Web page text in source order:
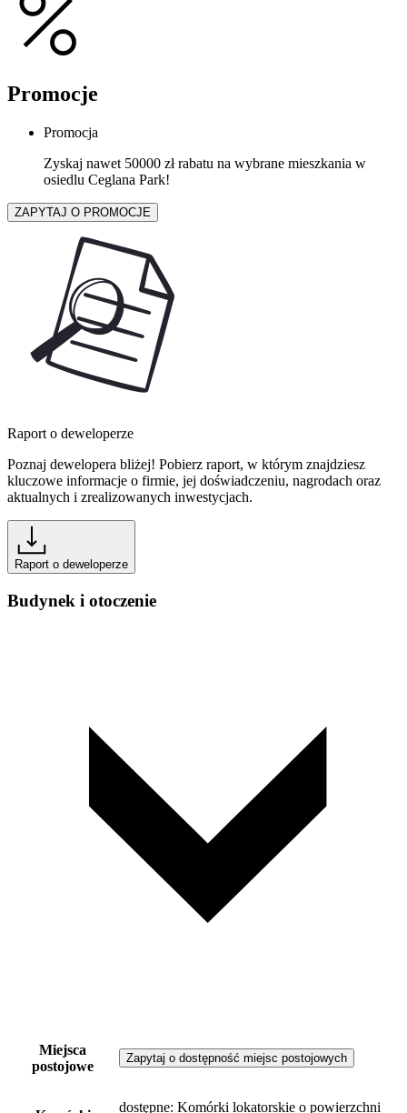
Promocje
Promocja
Zyskaj nawet 50000 zł rabatu na wybrane mieszkania w
osiedlu Ceglana Park!
ZAPYTAJ O PROMOCJE
Raport o deweloperze
Poznaj dewelopera bliżej! Pobierz raport, w którym znajdziesz
kluczowe informacje o firmie, jej doświadczeniu, nagrodach oraz
aktualnych i zrealizowanych inwestycjach.
Raport o deweloperze
Budynek i otoczenie
Miejsca
postojowe
Zapytaj o dostępność miejsc postojowych
dostępne: Komórki lokatorskie o powierzchni